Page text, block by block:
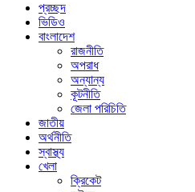
প্রচ্ছদ
ভিডিও
বাংলাদেশ
রাজনীতি
অপরাধ
অন্যান্য
কূটনীতি
জেলা পরিচিতি
জাতীয়
অর্থনীতি
স্বাস্থ্য
খেলা
ক্রিকেট